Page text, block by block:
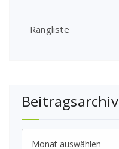
Rangliste
Beitragsarchiv